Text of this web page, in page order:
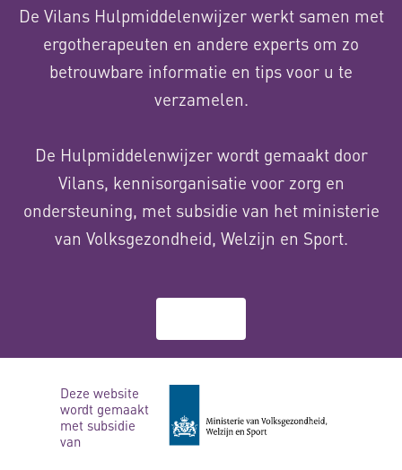
De Vilans Hulpmiddelenwijzer werkt samen met
ergotherapeuten en andere experts om zo
betrouwbare informatie en tips voor u te
verzamelen.
De Hulpmiddelenwijzer wordt gemaakt door
Vilans, kennisorganisatie voor zorg en
ondersteuning, met subsidie van het ministerie
van Volksgezondheid, Welzijn en Sport.
Deze website
wordt gemaakt
met subsidie
van